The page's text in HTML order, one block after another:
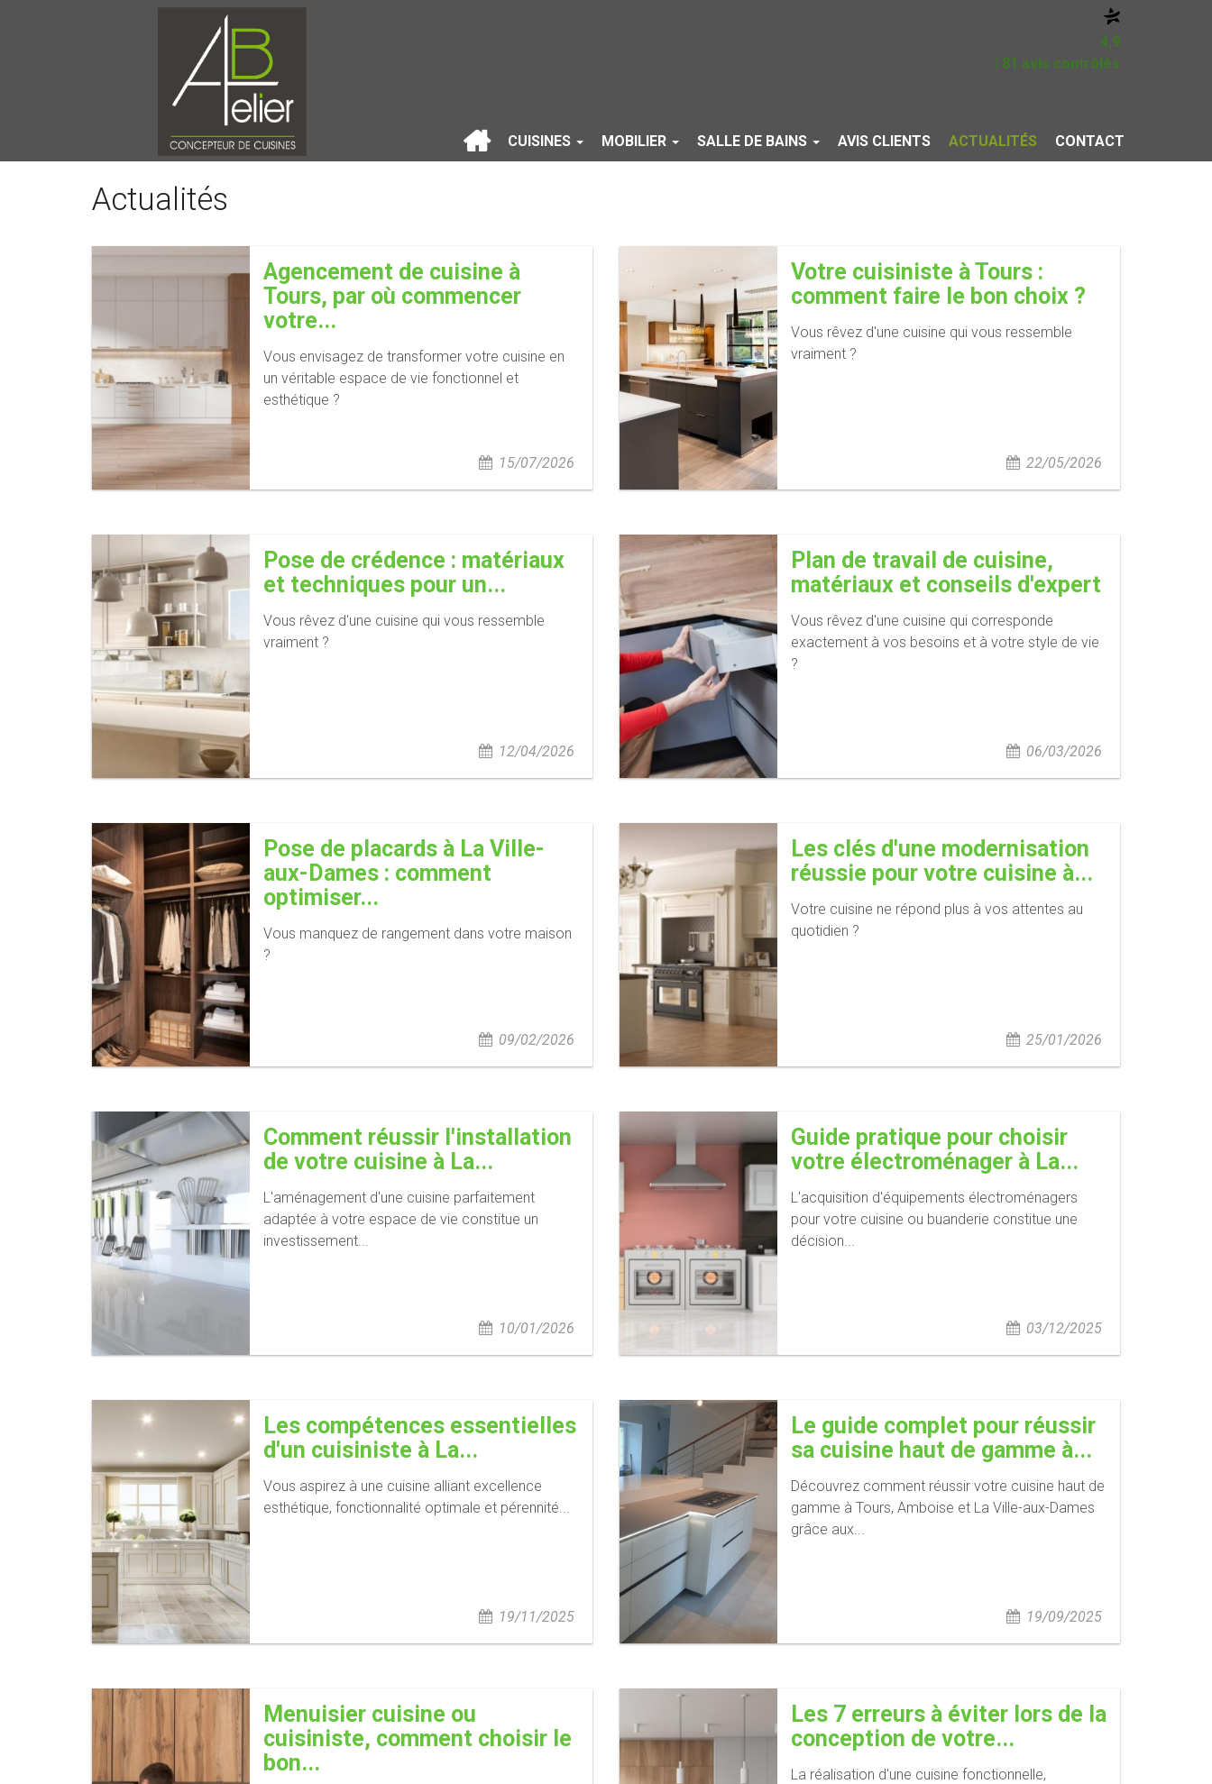
4,9
| 81 avis contrôlés
CUISINES MOBILIER SALLE DE BAINS AVIS CLIENTS ACTUALITÉS CONTACT
Actualités
Agencement de cuisine à
Tours, par où commencer
votre...
Vous envisagez de transformer votre cuisine en
un véritable espace de vie fonctionnel et
esthétique ?
15/07/2026
Votre cuisiniste à Tours :
comment faire le bon choix ?
Vous rêvez d'une cuisine qui vous ressemble
vraiment ?
22/05/2026
Pose de crédence : matériaux
et techniques pour un...
Vous rêvez d'une cuisine qui vous ressemble
vraiment ?
12/04/2026
Plan de travail de cuisine,
matériaux et conseils d'expert
Vous rêvez d'une cuisine qui corresponde
exactement à vos besoins et à votre style de vie
?
06/03/2026
Pose de placards à La Ville-
aux-Dames : comment
optimiser...
Vous manquez de rangement dans votre maison
?
09/02/2026
Les clés d'une modernisation
réussie pour votre cuisine à...
Votre cuisine ne répond plus à vos attentes au
quotidien ?
25/01/2026
Comment réussir l'installation
de votre cuisine à La...
L'aménagement d'une cuisine parfaitement
adaptée à votre espace de vie constitue un
investissement...
10/01/2026
Guide pratique pour choisir
votre électroménager à La...
L'acquisition d'équipements électroménagers
pour votre cuisine ou buanderie constitue une
décision...
03/12/2025
Les compétences essentielles
d'un cuisiniste à La...
Vous aspirez à une cuisine alliant excellence
esthétique, fonctionnalité optimale et pérennité...
19/11/2025
Le guide complet pour réussir
sa cuisine haut de gamme à...
Découvrez comment réussir votre cuisine haut de
gamme à Tours, Amboise et La Ville-aux-Dames
grâce aux...
19/09/2025
Menuisier cuisine ou
cuisiniste, comment choisir le
bon...
Les 7 erreurs à éviter lors de la
conception de votre...
La réalisation d'une cuisine fonctionnelle,